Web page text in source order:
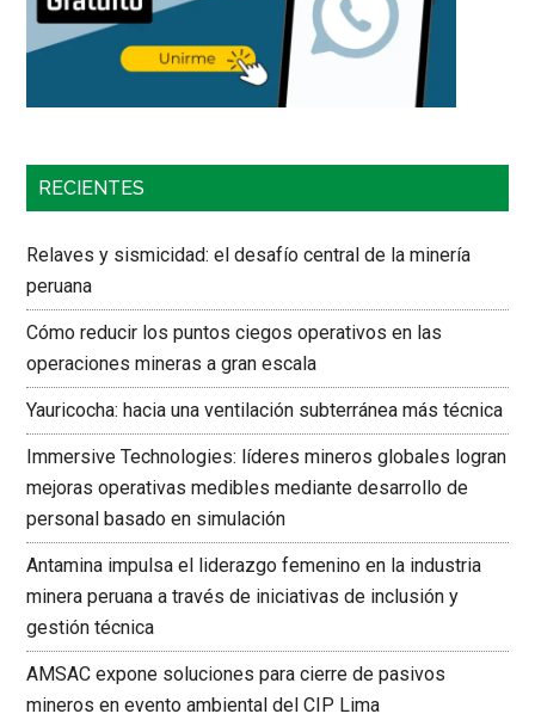
RECIENTES
Relaves y sismicidad: el desafío central de la minería
peruana
Cómo reducir los puntos ciegos operativos en las
operaciones mineras a gran escala
Yauricocha: hacia una ventilación subterránea más técnica
Immersive Technologies: líderes mineros globales logran
mejoras operativas medibles mediante desarrollo de
personal basado en simulación
Antamina impulsa el liderazgo femenino en la industria
minera peruana a través de iniciativas de inclusión y
gestión técnica
AMSAC expone soluciones para cierre de pasivos
mineros en evento ambiental del CIP Lima